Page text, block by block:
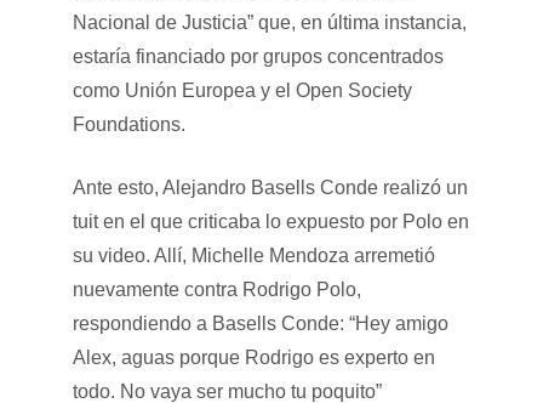
Nacional de Justicia” que, en última instancia,
estaría financiado por grupos concentrados
como Unión Europea y el Open Society
Foundations.
Ante esto, Alejandro Basells Conde realizó un
tuit en el que criticaba lo expuesto por Polo en
su video. Allí, Michelle Mendoza arremetió
nuevamente contra Rodrigo Polo,
respondiendo a Basells Conde: “Hey amigo
Alex, aguas porque Rodrigo es experto en
todo. No vaya ser mucho tu poquito”